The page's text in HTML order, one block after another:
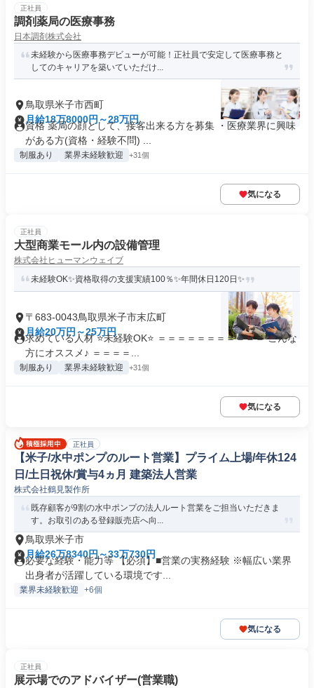
正社員
調剤薬局の医療事務
日本調剤株式会社
未経験から医療事務デビューが可能！正社員で安定して医療事務と
してのキャリアを築いていただけ...
鳥取県米子市西町
月給18万8000円～28万円
資格 薬局の顔として、接客出来る方を募集 ・医療業界に興味
がある方(資格・経験不問) ...
制服あり 業界未経験歓迎 +31個
気になる
正社員
大型商業モール内の設備管理
株式会社ヒューマンウェイブ
未経験OK✨資格取得の支援実績100％✨年間休日120日✨
〒683-0043鳥取県米子市末広町
月給20万円～25万円
求めている人材 ⭐未経験OK⭐ ＝＝＝＝＝＝＝＝＝＝＝ こんな
方にオススメ♪ ＝＝＝＝...
制服あり 業界未経験歓迎 +31個
気になる
正社員
【米子/水中ポンプのルート営業】プライム上場/年休124
日/土日祝休/賞与4ヵ月 建築法人営業
株式会社鶴見製作所
既存顧客が9割の水中ポンプの法人ルート営業をご担当いただきま
す。お取引のある登録販売店へ向...
鳥取県米子市
月給26万8340円～33万730円
必要な経験・能力等 【必須】■営業の実務経験 ※幅広い業界
出身者が活躍している環境です...
業界未経験歓迎 +6個
気になる
正社員
展示場でのアドバイザー(営業職)